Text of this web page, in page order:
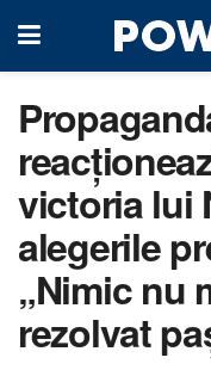
victoria lui
alegerile
„Nimic nu
rezolvat